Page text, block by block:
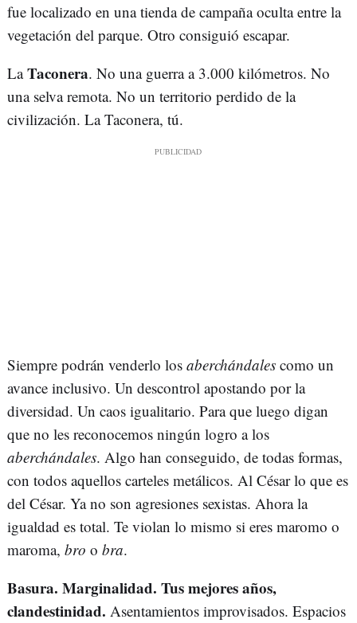
fue localizado en una tienda de campaña oculta entre la
vegetación del parque. Otro consiguió escapar.
LaTaconera. No una guerra a 3.000 kilómetros. No
una selva remota. No un territorio perdido de la
civilización. La Taconera, tú.
Siempre podrán venderlo los aberchándales como un
avance inclusivo. Un descontrol apostando por la
diversidad. Un caos igualitario. Para que luego digan
que no les reconocemos ningún logro a los
aberchándales. Algo han conseguido, de todas formas,
con todos aquellos carteles metálicos. Al César lo que es
del César. Ya no son agresiones sexistas. Ahora la
igualdad es total. Te violan lo mismo si eres maromo o
maroma, bro o bra.
Basura. Marginalidad. Tus mejores años,
clandestinidad. Asentamientos improvisados. Espacios